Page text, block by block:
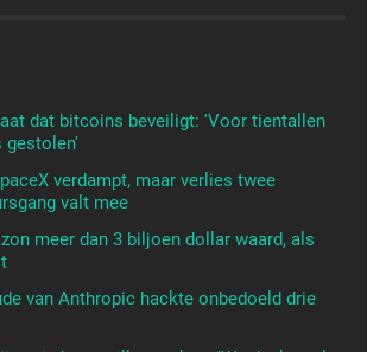
dat bitcoins beveiligt: 'Voor tientallen
gestolen'
verdampt, maar verlies twee
valt mee
meer dan 3 biljoen dollar waard, als
van Anthropic hackte onbedoeld drie